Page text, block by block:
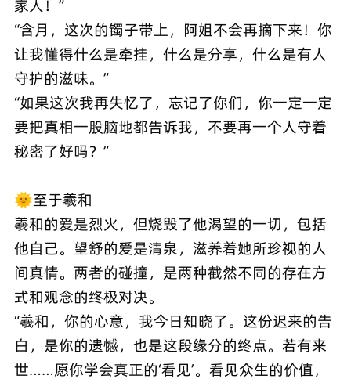
家人！”
“含月，这次的镯子带上，阿姐不会再摘下来！你
让我懂得什么是牵挂，什么是分享，什么是有人
守护的滋味。”
“如果这次我再失忆了，忘记了你们，你一定一定
要把真相一股脑地都告诉我，不要再一个人守着
秘密了好吗？”
🌞至于羲和
羲和的爱是烈火，但烧毁了他渴望的一切，包括
他自己。望舒的爱是清泉，滋养着她所珍视的人
间真情。两者的碰撞，是两种截然不同的存在方
式和观念的终极对决。
“羲和，你的心意，我今日知晓了。这份迟来的告
白，是你的遗憾，也是这段缘分的终点。若有来
世……愿你学会真正的‘看见’。看见众生的价值，